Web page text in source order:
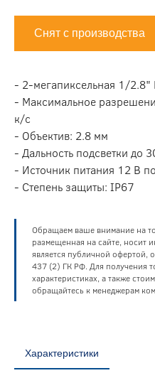
Снят с производства
- 2-мегапиксельная 1/2.8"
- Максимальное
к/с
- Объектив: 2.8 мм
- Дальность подсветки до
- Источник питания 12 В
- Степень защиты: IP67
Обращаем ваше внимание на
размещенная на сайте, носит
является публичной офертой,
437 (2) ГК РФ. Для получения
характеристиках, а также
обращайтесь к менеджерам
Характеристики